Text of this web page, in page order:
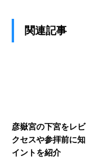
関連記事
彦嶽宮の下宮をレ
クセスや参拝前に
イントを紹介